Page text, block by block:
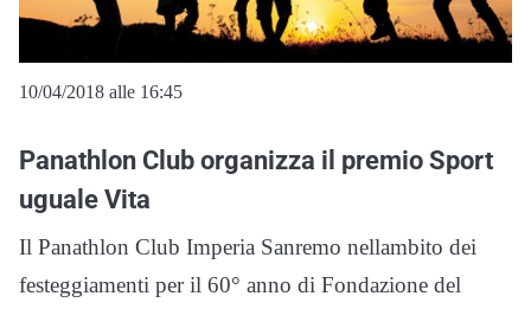
10/04/2018 alle 16:45
Panathlon Club organizza il premio Sport
uguale Vita
Il Panathlon Club Imperia Sanremo nellambito dei
festeggiamenti per il 60° anno di Fondazione del